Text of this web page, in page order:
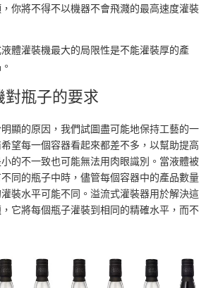
你將不得不以機器不會飛濺的最高速度灌裝
體灌裝機最大的局限性是不能灌裝厚的產
對瓶子的要求
顯的原因，我們試圖盡可能地保持工藝的一
望每一個容器看起來都差不多，以幫助提高
的不一致也可能無法用肉眼識別。當液體被
同的瓶子中時，儘管每個容器中的產品數量
裝水平可能不同。溢流式灌裝器用於解決這
它將每個瓶子灌裝到相同的精確水平，而不